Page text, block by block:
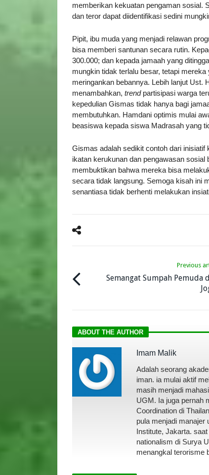
memberikan kekuatan pengaman sosial.
dan teror dapat diidentifikasi sedini
Pipit, ibu muda yang menjadi relawan
bisa memberi santunan secara rutin.
300.000; dan kepada jamaah yang
mungkin tidak terlalu besar, tetapi
meringankan bebannya. Lebih lanjut Ust.
menambahkan, trendpartisipasi warga
kepedulian Gismas tidak hanya bagi
membutuhkan. Hamdani optimis mulai
beasiswa kepada siswa Madrasah yang
Gismas adalah sedikit contoh dari
ikatan kerukunan dan pengawasan
membuktikan bahwa mereka bisa
secara tidak langsung. Semoga kisah ini
senantiasa tidak berhenti melakukan
Previous
Semangat Sumpah Pemuda
ABOUT THE AUTHOR
Imam Malik
Adalah seorang
iman. ia mulai aktif
masih menjadi
UGM. Ia juga pernah
Coordination di
pula menjadi manajer
Institute, Jakarta.
nationalism di Surya
menangkal terorisme